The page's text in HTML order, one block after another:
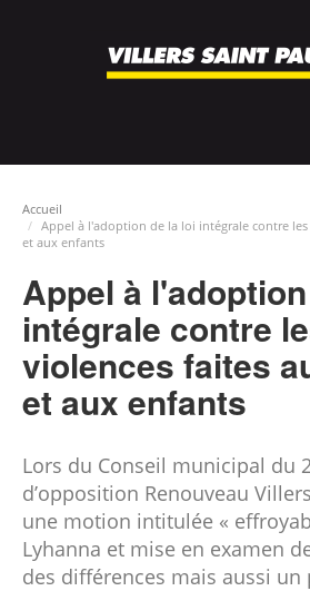
Accueil
Appel à l'adoption de la loi intégrale contre
et aux enfants
Appel à
intégrale contre
violences faites
et aux enfants
Lors du Conseil municipal du
d’opposition Renouveau
une motion intitulée «
Lyhanna et mise en examen
des différences mais aussi